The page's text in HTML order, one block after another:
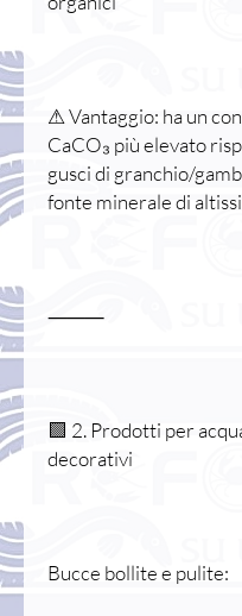
⚠ Vantaggio: ha un
CaCO₃ più elevato
gusci di granchio/
fonte minerale di
⸻
🟩 2. Prodotti per
decorativi
Bucce bollite e pulite: